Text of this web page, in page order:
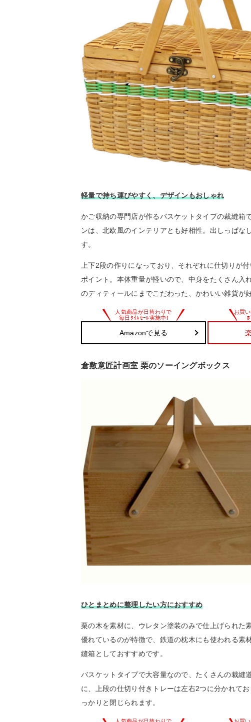
軽量で持ち運びやすく、デザインもおしゃれ
かご収納の専門店が作るバスケットタイプの裁縫箱
ンは、北欧風のインテリアとも好相性。出しっぱな
す。
上下2段の作りになっており、それぞれに仕切りが
ポイント。本体重量が軽いので、中身をたくさん入
のディティールにまでこだわった、かわいい雑貨が
Amazonで見る
倉敷意匠計画室 栗のソーイングボックス
ひとまとめに整理したい方におすすめ
栗の木を素材に、ウレタン塗装のみで仕上げられた
優れているのが特徴で、鉄道の枕木にも使われる素
縫箱としておすすめです。
バスケットタイプで大容量なので、たくさんの裁縫
に、上段の仕切り付きトレーは左右2つに分かれて
っかりと閉じられます。